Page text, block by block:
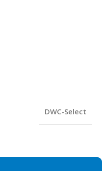
DWC-Select